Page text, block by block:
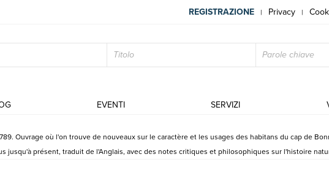
REGISTRAZIONE | Privacy |
EVENTI SERVIZI
Ouvrage où l'on trouve de nouveaux sur le caractère et les usages des habitans du cap de
présent, traduit de l'Anglais, avec des notes critiques et philosophiques sur l'histoire